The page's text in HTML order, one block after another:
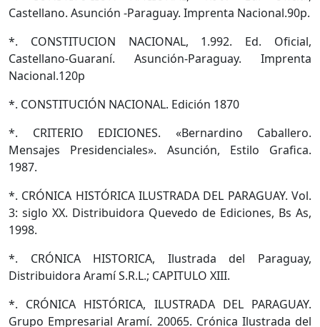
Castellano. Asunción -Paraguay. Imprenta Nacional.90p.
*. CONSTITUCION NACIONAL, 1.992. Ed. Oficial,
Castellano-Guaraní. Asunción-Paraguay. Imprenta
Nacional.120p
*. CONSTITUCIÓN NACIONAL. Edición 1870
*. CRITERIO EDICIONES. «Bernardino Caballero.
Mensajes Presidenciales». Asunción, Estilo Grafica.
1987.
*. CRÓNICA HISTÓRICA ILUSTRADA DEL PARAGUAY. Vol.
3: siglo XX. Distribuidora Quevedo de Ediciones, Bs As,
1998.
*. CRÓNICA HISTORICA, Ilustrada del Paraguay,
Distribuidora Aramí S.R.L.; CAPITULO XIII.
*. CRÓNICA HISTÓRICA, ILUSTRADA DEL PARAGUAY.
Grupo Empresarial Aramí. 20065. Crónica Ilustrada del